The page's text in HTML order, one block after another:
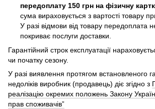
передоплату 150 грн на фізичну
сума вираховується з вартості товару
У разі відмови від товару передоплата
покриває послуги доставки.
Гарантійний строк експлуатації
чи початку сезону.
У разі виявлення протягом встановленого
недоліків виробник (продавець) діє згідно з
реалізацію окремих положень Закону
прав споживачів”